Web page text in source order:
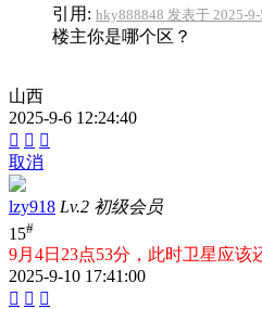
引用: hky888848 发表于 2025-9-
楼主你是哪个区？
山西
2025-9-6 12:24:40
  
取消
lzy918 Lv.2 初级会员
15#
9月4日23点53分，此时卫星应该
2025-9-10 17:41:00
  